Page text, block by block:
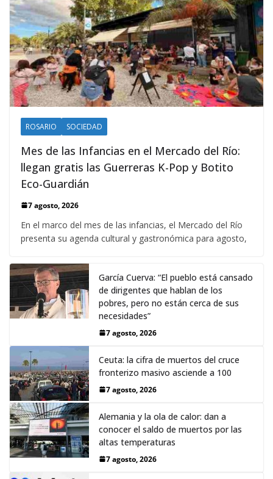
ROSARIO SOCIEDAD
Mes de las Infancias en el Mercado del Río:
llegan gratis las Guerreras K-Pop y Botito
Eco-Guardián
7 agosto, 2026
En el marco del mes de las infancias, el Mercado del Río
presenta su agenda cultural y gastronómica para agosto,
García Cuerva: “El pueblo está cansado
de dirigentes que hablan de los
pobres, pero no están cerca de sus
necesidades”
7 agosto, 2026
Ceuta: la cifra de muertos del cruce
fronterizo masivo asciende a 100
7 agosto, 2026
Alemania y la ola de calor: dan a
conocer el saldo de muertos por las
altas temperaturas
7 agosto, 2026